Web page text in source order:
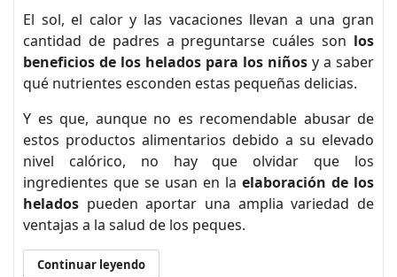
El sol, el calor y las vacaciones llevan a una gran
cantidad de padres a preguntarse cuáles son los
beneficios de los helados para los niños y a saber
qué nutrientes esconden estas pequeñas delicias.
Y es que, aunque no es recomendable abusar de
estos productos alimentarios debido a su elevado
nivel calórico, no hay que olvidar que los
ingredientes que se usan en la elaboración de los
helados pueden aportar una amplia variedad de
ventajas a la salud de los peques.
Continuar leyendo